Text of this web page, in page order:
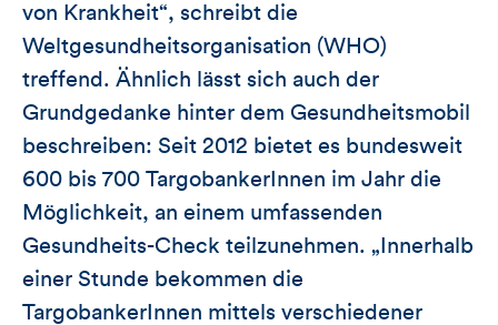
von Krankheit“, schreibt die
Weltgesundheitsorganisation (WHO)
treffend. Ähnlich lässt sich auch der
Grundgedanke hinter dem Gesundheitsmobil
beschreiben: Seit 2012 bietet es bundesweit
600 bis 700 TargobankerInnen im Jahr die
Möglichkeit, an einem umfassenden
Gesundheits-Check teilzunehmen. „Innerhalb
einer Stunde bekommen die
TargobankerInnen mittels verschiedener